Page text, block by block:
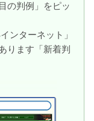
の判例」をピッ
ンターネット」
ります 「新着判